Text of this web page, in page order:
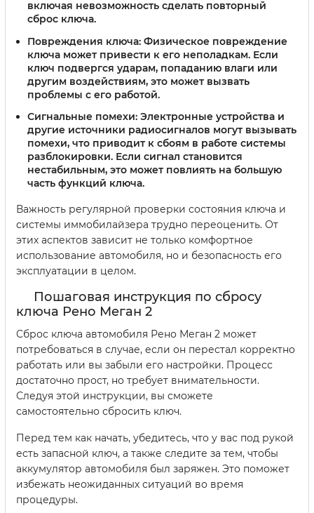
включая невозможность сделать повторный
сброс ключа.
Повреждения ключа: Физическое повреждение
ключа может привести к его неполадкам. Если
ключ подвергся ударам, попаданию влаги или
другим воздействиям, это может вызвать
проблемы с его работой.
Сигнальные помехи: Электронные устройства и
другие источники радиосигналов могут вызывать
помехи, что приводит к сбоям в работе системы
разблокировки. Если сигнал становится
нестабильным, это может повлиять на большую
часть функций ключа.
Важность регулярной проверки состояния ключа и
системы иммобилайзера трудно переоценить. От
этих аспектов зависит не только комфортное
использование автомобиля, но и безопасность его
эксплуатации в целом.
Пошаговая инструкция по сбросу
ключа Рено Меган 2
Сброс ключа автомобиля Рено Меган 2 может
потребоваться в случае, если он перестал корректно
работать или вы забыли его настройки. Процесс
достаточно прост, но требует внимательности.
Следуя этой инструкции, вы сможете
самостоятельно сбросить ключ.
Перед тем как начать, убедитесь, что у вас под рукой
есть запасной ключ, а также следите за тем, чтобы
аккумулятор автомобиля был заряжен. Это поможет
избежать неожиданных ситуаций во время
процедуры.